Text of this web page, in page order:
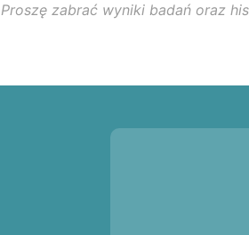
Proszę zabrać wyniki badań oraz